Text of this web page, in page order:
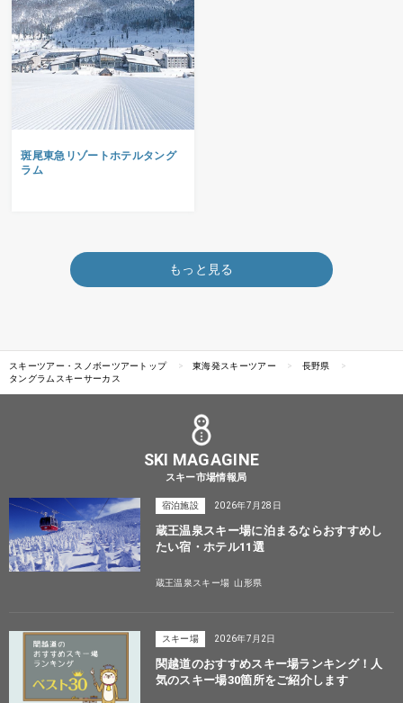
斑尾東急リゾートホテルタング
ラム
もっと見る
スキーツアー・スノボーツアートップ 東海発スキーツアー
長野県
タングラムスキーサーカス
SKI MAGAGINE
スキー市場情報局
宿泊施設 2026年7月28日
蔵王温泉スキー場に泊まるならおすすめし
たい宿・ホテル11選
蔵王温泉スキー場 山形県
スキー場 2026年7月2日
関越道のおすすめスキー場ランキング！人
気のスキー場30箇所をご紹介します